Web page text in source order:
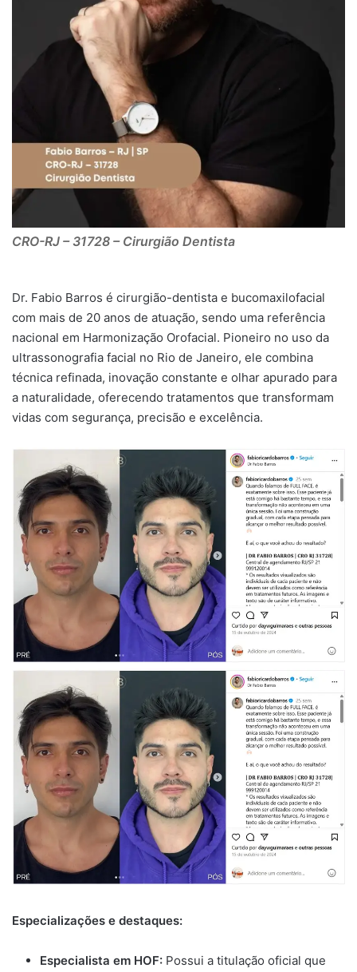
CRO-RJ – 31728 – Cirurgião Dentista
Dr. Fabio Barros é cirurgião-dentista e bucomaxilofacial
com mais de 20 anos de atuação, sendo uma referência
nacional em Harmonização Orofacial. Pioneiro no uso da
ultrassonografia facial no Rio de Janeiro, ele combina
técnica refinada, inovação constante e olhar apurado para
a naturalidade, oferecendo tratamentos que transformam
vidas com segurança, precisão e excelência.
Especializações e destaques:
Especialista em HOF: Possui a titulação oficial que